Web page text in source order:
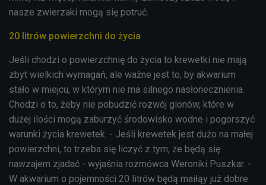
nasze zwierzaki mogą się potruć.
20 litrów powierzchni do życia
Jeśli chodzi o powierzchnię do życia to krewetki nie mają
zbyt wielkich wymagań, ale ważne jest to, by akwarium
stało w miejcu, w którym nie ma silnego nasłonecznienia.
Chodzi o to, żeby nie pobudzić rozwój glonów, które w
dużej ilości mogą zaburzyć środowisko wodne i pogorszyć
warunki życia krewetek. - Jeśli krewetek jest dużo na małej
powierzchni, to trzeba się liczyć z tym, że będą się
nawzajem zjadać - wyjaśnia rozmówca Weroniki Puszkar. -
W akwarium o pojemności 20 litrów będą maiłąy już dobre